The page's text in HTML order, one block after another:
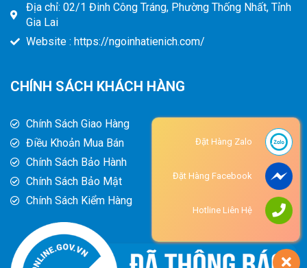
Địa chỉ: 02/1 Đinh Công Tráng, Phường Thống Nhất, Tỉnh
Gia Lai
Website : https://ngoinhatienich.com/
CHÍNH SÁCH KHÁCH HÀNG
Chính Sách Giao Hàng
Điều Khoản Mua Bán
Chính Sách Bảo Hành
Chính Sách Bảo Mật
Chính Sách Kiểm Hàng
Đặt Hàng Zalo
Đặt Hàng Facebook
Hotline Liên Hệ